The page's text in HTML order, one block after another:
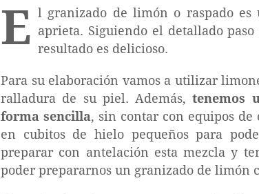
E l granizado de limón o raspado es
aprieta. Siguiendo el detallado
resultado es delicioso.
Para su elaboración vamos a utilizar
ralladura de su piel. Además,tenemos
forma sencilla, sin contar con equipos de
en cubitos de hielo pequeños para
preparar con antelación esta mezcla y
poder prepararnos un granizado de limón